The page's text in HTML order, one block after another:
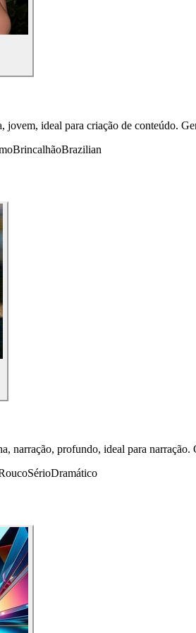
ideal para criação de conteúdo.
BrincalhãoBrazilian
narração, profundo, ideal para
SérioDramático